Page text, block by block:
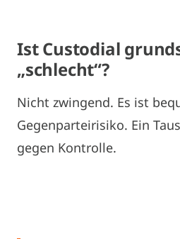
Ist Custodial
„schlecht“?
Nicht zwingend. Es ist
Gegenparteirisiko. Ein
gegen Kontrolle.